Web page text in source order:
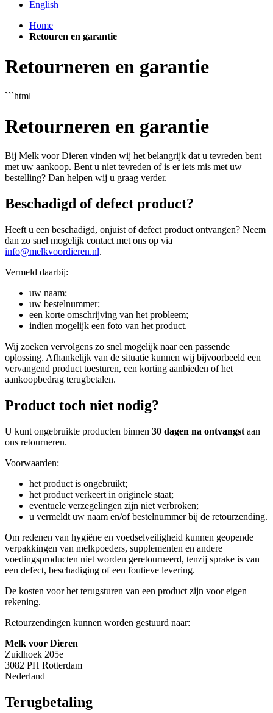
English
Home
Retouren en garantie
Retourneren en garantie
```html
Retourneren en garantie
Bij Melk voor Dieren vinden wij het belangrijk dat u tevreden bent
met uw aankoop. Bent u niet tevreden of is er iets mis met uw
bestelling? Dan helpen wij u graag verder.
Beschadigd of defect product?
Heeft u een beschadigd, onjuist of defect product ontvangen? Neem
dan zo snel mogelijk contact met ons op via
info@melkvoordieren.nl.
Vermeld daarbij:
uw naam;
uw bestelnummer;
een korte omschrijving van het probleem;
indien mogelijk een foto van het product.
Wij zoeken vervolgens zo snel mogelijk naar een passende
oplossing. Afhankelijk van de situatie kunnen wij bijvoorbeeld een
vervangend product toesturen, een korting aanbieden of het
aankoopbedrag terugbetalen.
Product toch niet nodig?
U kunt ongebruikte producten binnen 30 dagen na ontvangst aan
ons retourneren.
Voorwaarden:
het product is ongebruikt;
het product verkeert in originele staat;
eventuele verzegelingen zijn niet verbroken;
u vermeldt uw naam en/of bestelnummer bij de retourzending.
Om redenen van hygiëne en voedselveiligheid kunnen geopende
verpakkingen van melkpoeders, supplementen en andere
voedingsproducten niet worden geretourneerd, tenzij sprake is van
een defect, beschadiging of een foutieve levering.
De kosten voor het terugsturen van een product zijn voor eigen
rekening.
Retourzendingen kunnen worden gestuurd naar:
Melk voor Dieren
Zuidhoek 205e
3082 PH Rotterdam
Nederland
Terugbetaling